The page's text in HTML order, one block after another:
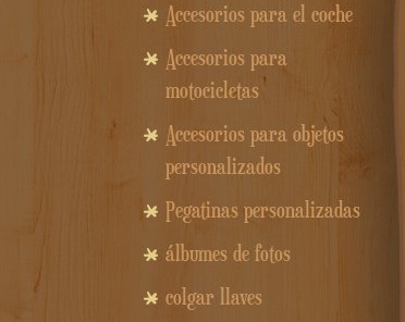
Accesorios para el coche
Accesorios para
motocicletas
Accesorios para objetos
personalizados
Pegatinas personalizadas
álbumes de fotos
colgar llaves